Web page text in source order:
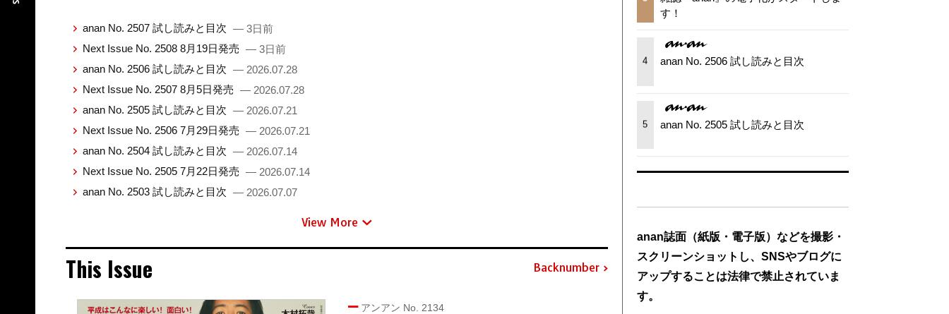
anan No. 2507 試し読みと目次 — 3日前
Next Issue No. 2508 8月19日発売 — 3日前
anan No. 2506 試し読みと目次 — 2026.07.28
Next Issue No. 2507 8月5日発売 — 2026.07.28
anan No. 2505 試し読みと目次 — 2026.07.21
Next Issue No. 2506 7月29日発売 — 2026.07.21
anan No. 2504 試し読みと目次 — 2026.07.14
Next Issue No. 2505 7月22日発売 — 2026.07.14
anan No. 2503 試し読みと目次 — 2026.07.07
View More
This Issue Backnumber
アンアン No. 2134
す！
4 anan No. 2506 試し読みと目次
5 anan No. 2505 試し読みと目次
anan誌面（紙版・電子版）などを撮影・
スクリーンショットし、SNSやブログに
アップすることは法律で禁止されていま
す。